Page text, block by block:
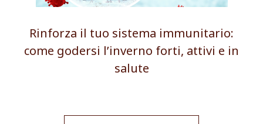
Rinforza il tuo sistema immunitario:
come godersi l’inverno forti, attivi e in
salute